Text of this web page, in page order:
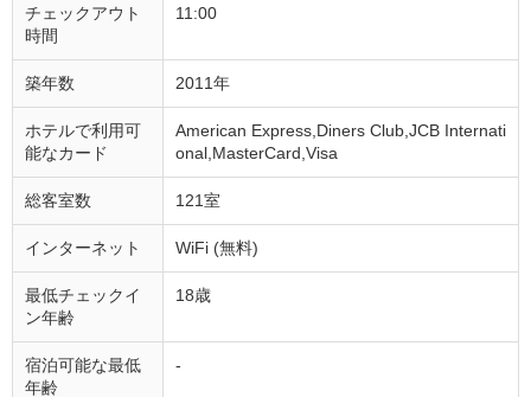
チェックアウト
時間
11:00
築年数 2011年
ホテルで利用可
能なカード
American Express,Diners Club,JCB Internati
onal,MasterCard,Visa
総客室数 121室
インターネット WiFi (無料)
最低チェックイ
ン年齢
18歳
宿泊可能な最低
年齢
-